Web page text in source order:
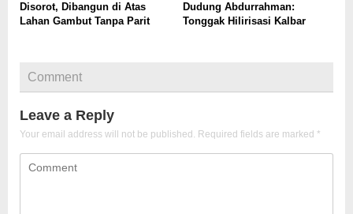
Disorot, Dibangun di Atas
Lahan Gambut Tanpa Parit
Dudung Abdurrahman:
Tonggak Hilirisasi Kalbar
Comment
Leave a Reply
Your email address will not be published. Required fields are marked *